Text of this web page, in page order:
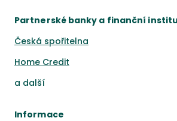
Partnerské banky a finanční
Česká spořitelna
Home Credit
a další
Informace